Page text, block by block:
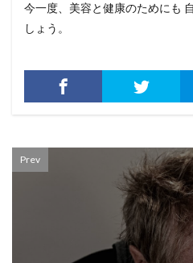
今一度、美容と健康のためにも
しょう。
Prev